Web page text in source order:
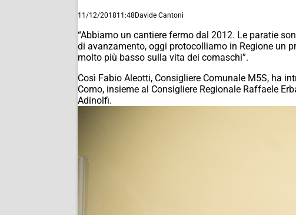
11/12/201811:48Davide Cantoni
“Abbiamo un cantiere fermo dal 2012. Le paratie
di avanzamento, oggi protocolliamo in Regione un
molto più basso sulla vita dei comaschi”.
Così Fabio Aleotti, Consigliere Comunale M5S, ha
Como, insieme al Consigliere Regionale Raffaele
Adinolfi.